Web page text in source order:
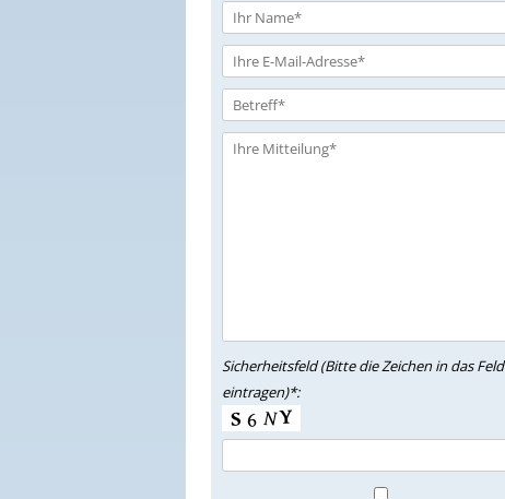
Sicherheitsfeld (Bitte die Zeichen in das Feld
eintragen)*: